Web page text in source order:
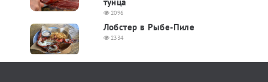
2096
Лобстер в Рыбе-Пиле
2334